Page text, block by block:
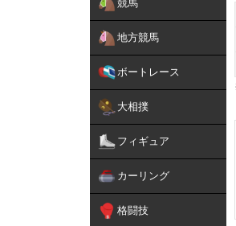
競馬
地方競馬
ボートレース
大相撲
フィギュア
カーリング
格闘技